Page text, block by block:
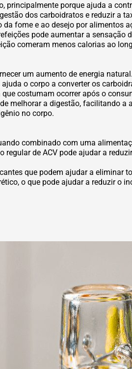
principalmente porque ajuda a
dos carboidratos e reduzir a
fome e ao desejo por alimentos
pode aumentar a
comeram menos calorias ao
um aumento de energia natural.
o corpo a converter os
costumam ocorrer após o
melhorar a digestão, facilitando
no corpo.
combinado com uma
regular de ACV pode ajudar a
que podem ajudar a eliminar
o que pode ajudar a reduzir o